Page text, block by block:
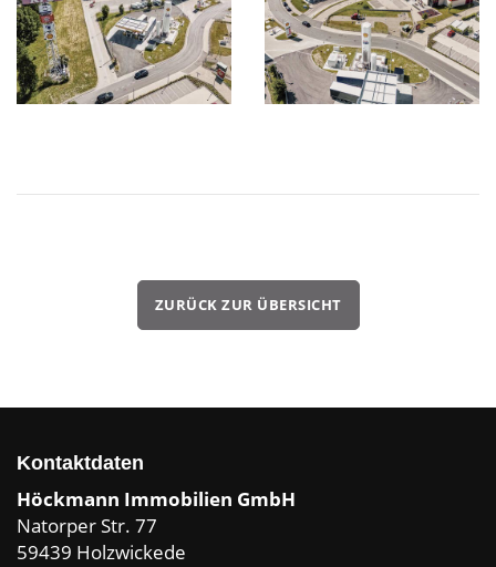
ZURÜCK ZUR ÜBERSICHT
Kontaktdaten
Höckmann Immobilien GmbH
Natorper Str. 77
59439 Holzwickede